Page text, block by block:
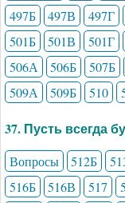
497Б
497В 497Г
501Б
501В 501Г
506А
506Б 507Б
509А
509Б 510
37. Пусть всегда
Вопросы 512Б
516Б
516В 517